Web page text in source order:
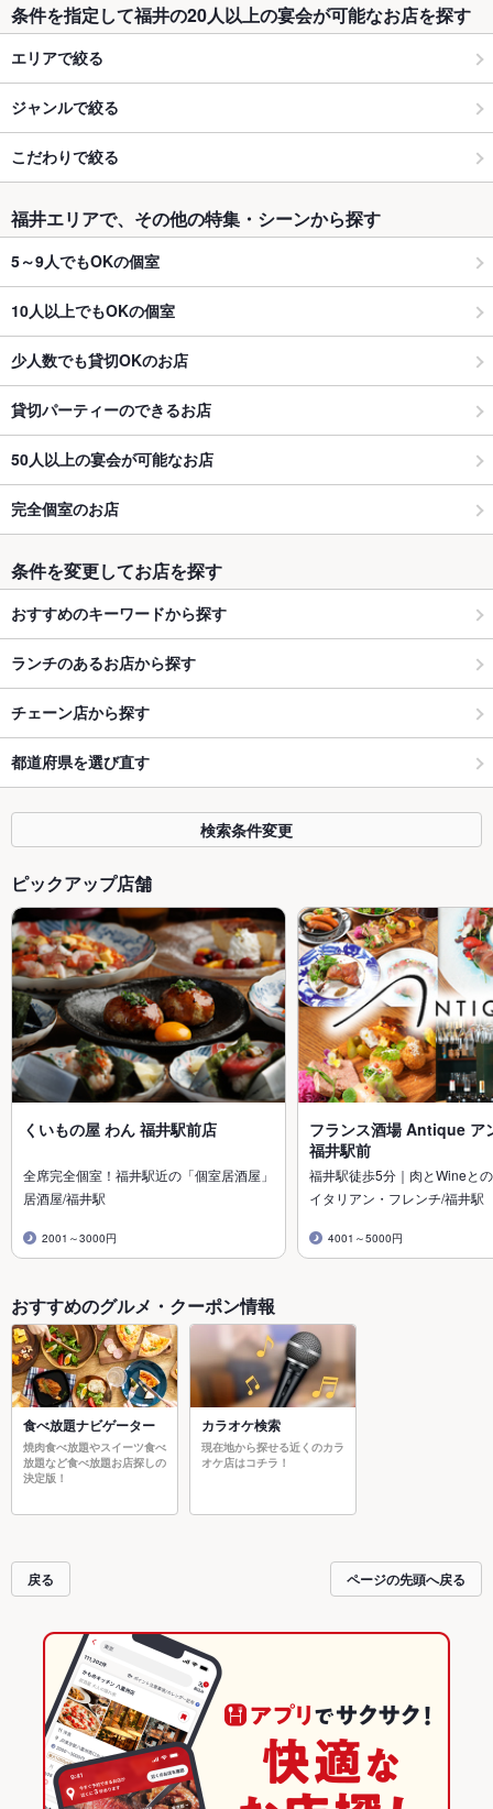
条件を指定して福井の20人以上の宴会が可能なお店を探す
エリアで絞る
ジャンルで絞る
こだわりで絞る
福井エリアで、その他の特集・シーンから探す
5～9人でもOKの個室
10人以上でもOKの個室
少人数でも貸切OKのお店
貸切パーティーのできるお店
50人以上の宴会が可能なお店
完全個室のお店
条件を変更してお店を探す
おすすめのキーワードから探す
ランチのあるお店から探す
チェーン店から探す
都道府県を選び直す
検索条件変更
ピックアップ店舗
くいもの屋 わん 福井駅前店
全席完全個室！福井駅近の「個室居酒屋」
居酒屋/福井駅
2001～3000円
フランス酒場 Antique ア
福井駅前
福井駅徒歩5分｜肉とWineと
イタリアン・フレンチ/福井駅
4001～5000円
おすすめのグルメ・クーポン情報
食べ放題ナビゲーター
焼肉食べ放題やスイーツ食べ
放題など食べ放題お店探しの
決定版！
カラオケ検索
現在地から探せる近くのカラ
オケ店はコチラ！
戻る ページの先頭へ戻る